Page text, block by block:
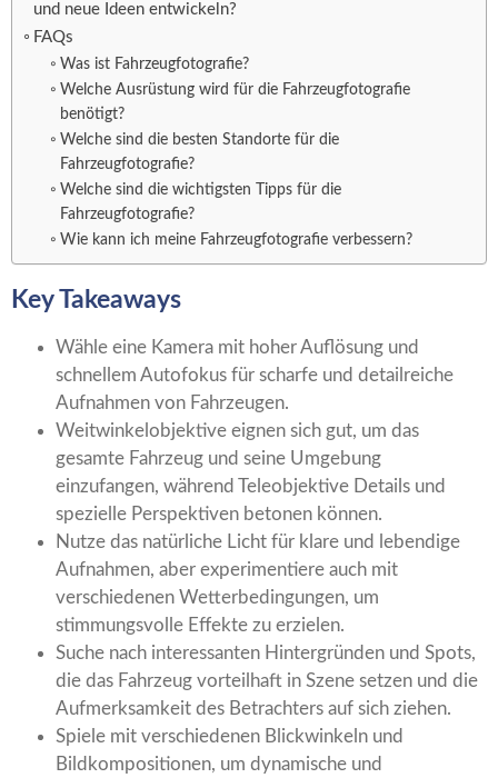
und neue Ideen entwickeln?
FAQs
Was ist Fahrzeugfotografie?
Welche Ausrüstung wird für die Fahrzeugfotografie
benötigt?
Welche sind die besten Standorte für die
Fahrzeugfotografie?
Welche sind die wichtigsten Tipps für die
Fahrzeugfotografie?
Wie kann ich meine Fahrzeugfotografie verbessern?
Key Takeaways
Wähle eine Kamera mit hoher Auflösung und
schnellem Autofokus für scharfe und detailreiche
Aufnahmen von Fahrzeugen.
Weitwinkelobjektive eignen sich gut, um das
gesamte Fahrzeug und seine Umgebung
einzufangen, während Teleobjektive Details und
spezielle Perspektiven betonen können.
Nutze das natürliche Licht für klare und lebendige
Aufnahmen, aber experimentiere auch mit
verschiedenen Wetterbedingungen, um
stimmungsvolle Effekte zu erzielen.
Suche nach interessanten Hintergründen und Spots,
die das Fahrzeug vorteilhaft in Szene setzen und die
Aufmerksamkeit des Betrachters auf sich ziehen.
Spiele mit verschiedenen Blickwinkeln und
Bildkompositionen, um dynamische und